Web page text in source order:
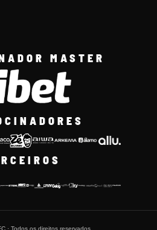
MASTER
· Todos os direitos reservados